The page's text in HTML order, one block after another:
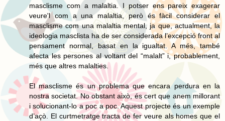
masclisme com a malaltia. I potser ens pareix exagerar
veure'l com a una malaltia, però és fàcil considerar el
masclisme com una malaltia mental, ja que, actualment, la
ideologia masclista ha de ser considerada l’excepció front al
pensament normal, basat en la igualtat. A més, també
afecta les persones al voltant del “malalt” i, probablement,
més que altres malalties.
El masclisme és un problema que encara perdura en la
nostra societat. No obstant això, és cert que anem millorant
i solucionant-lo a poc a poc. Aquest projecte és un exemple
d’açò. El curtmetratge tracta de fer veure als homes que el